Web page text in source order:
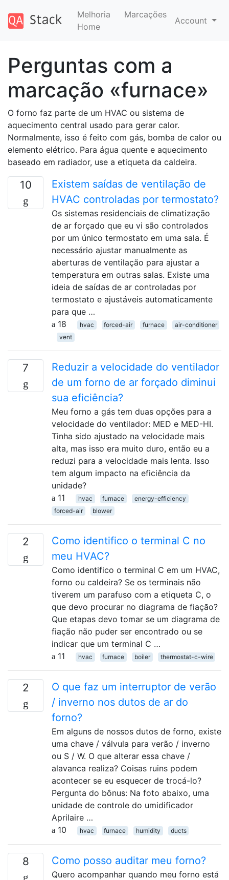
Melhoria
Home
Marcações
Account
Perguntas com a
marcação «furnace»
O forno faz parte de um HVAC ou sistema de
aquecimento central usado para gerar calor.
Normalmente, isso é feito com gás, bomba de calor ou
elemento elétrico. Para água quente e aquecimento
baseado em radiador, use a etiqueta da caldeira.
10
Existem saídas de ventilação de
HVAC controladas por termostato?
Os sistemas residenciais de climatização
de ar forçado que eu vi são controlados
por um único termostato em uma sala. É
necessário ajustar manualmente as
aberturas de ventilação para ajustar a
temperatura em outras salas. Existe uma
ideia de saídas de ar controladas por
termostato e ajustáveis ​​automaticamente
para que …
18
hvac forced-air furnace
air-conditioner
vent
7
Reduzir a velocidade do ventilador
de um forno de ar forçado diminui
sua eficiência?
Meu forno a gás tem duas opções para a
velocidade do ventilador: MED e MED-HI.
Tinha sido ajustado na velocidade mais
alta, mas isso era muito duro, então eu a
reduzi para a velocidade mais lenta. Isso
tem algum impacto na eficiência da
unidade?
11
hvac furnace
energy-efficiency
forced-air
blower
2
Como identifico o terminal C no
meu HVAC?
Como identifico o terminal C em um HVAC,
forno ou caldeira? Se os terminais não
tiverem um parafuso com a etiqueta C, o
que devo procurar no diagrama de fiação?
Que etapas devo tomar se um diagrama de
fiação não puder ser encontrado ou se
indicar que um terminal C …
11
hvac furnace boiler thermostat-c-wire
2
O que faz um interruptor de verão
/ inverno nos dutos de ar do
forno?
Em alguns de nossos dutos de forno, existe
uma chave / válvula para verão / inverno
ou S / W. O que alterar essa chave /
alavanca realiza? Coisas ruins podem
acontecer se eu esquecer de trocá-lo?
Pergunta do bônus: Na foto abaixo, uma
unidade de controle do umidificador
Aprilaire …
10
hvac furnace humidity ducts
8 Como posso auditar meu forno?
Quero acompanhar quando meu forno está